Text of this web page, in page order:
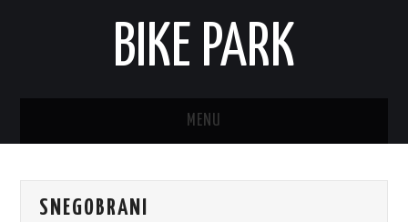
BIKE PARK
MENU
SNEGOBRANI